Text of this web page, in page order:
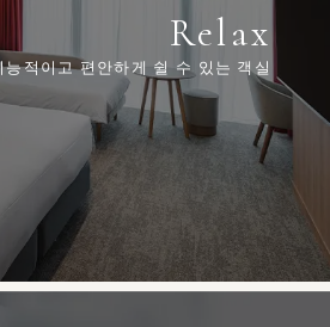
Relax
능적이고 편안하게 쉴 수 있는 객실